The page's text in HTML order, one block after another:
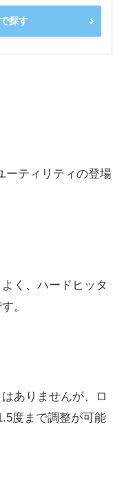
探す
ーティリティの登場
く、 ハードヒッタ
。
ありませんが、
ロ
度まで調整が可能